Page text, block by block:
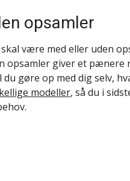
opsamler
være med eller uden
opsamler giver et
gøre op med dig selv,
modeller, så du i